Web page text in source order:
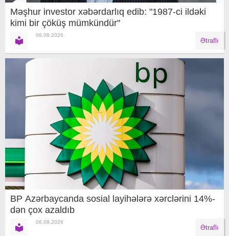
Məşhur investor xəbərdarlıq edib: "1987-ci ildəki
kimi bir çöküş mümkündür"
06.08.2026
Ətraflı
BP Azərbaycanda sosial layihələrə xərclərini 14%-
dən çox azaldıb
06.08.2026
Ətraflı